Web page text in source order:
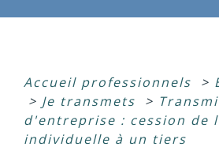
Accueil professionnels >
> Je transmets >
d'entreprise : cession de
individuelle à un tiers